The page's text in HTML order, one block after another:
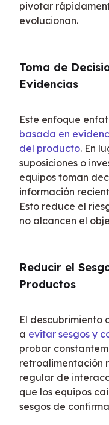
pivotar
evolucionan.
Toma de
Evidencias
Este enfoque
basada en
del producto. En
suposiciones o
equipos toman
información
Esto reduce el
no alcancen el
Reducir el
Productos
El descubrimiento
a evitar sesgos y
probar
retroalimentación
regular de
que los equipos
sesgos de